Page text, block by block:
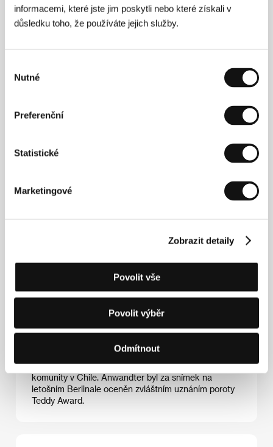
informacemi, které jste jim poskytli nebo které získali v
důsledku toho, že používáte jejich služby.
souhlasu
Nutné
Preferenční
Statistické
Marketingové
Zobrazit detaily
Povolit vše
Povolit výběr
Odmítnout
Režie
především pro svou hudební tvorbu. Za svou
dosavadní kariéru vydal čtyři alba, stal se uznávaným
režisérem hudebních videí a absolvoval turné jak po
Latinské Americe, tak USA i Evropě. Impulzem k
Nikdy nebudeš sám
případ umučení čtyřiadvacetiletého gaye, jenž se v
roce 2012 stal symbolem boje za práva LGBTQ
komunity v Chile. Anwandter byl za snímek na
letošním Berlinale oceněn zvláštním uznáním poroty
Teddy Award.